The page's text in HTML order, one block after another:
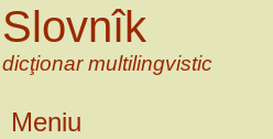
Slovnîk
dicţionar multilingvistic
Meniu